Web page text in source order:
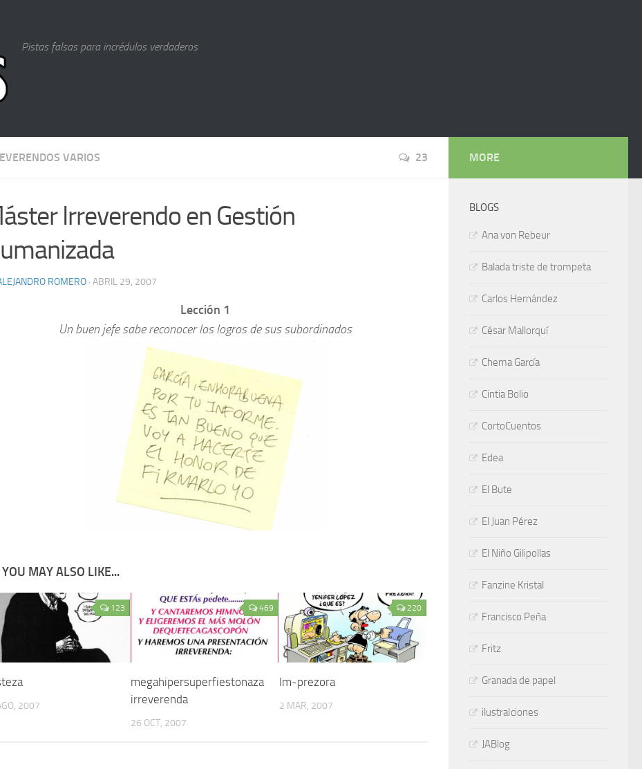
Pistas falsas para incrédulos verdaderos
VARIOS 23
Irreverendo en Gestión
ROMERO · ABRIL 29, 2007
Lección 1
Un buen jefe sabe reconocer los logros de sus subordinados
YOU MAY ALSO LIKE...
123
2007
469
megahipersuperfiestonaza
irreverenda
26 OCT, 2007
220
Im-prezora
2 MAR, 2007
MORE
BLOGS
Ana von Rebeur
Balada triste de trompeta
Carlos Hernández
César Mallorquí
Chema García
Cintia Bolio
CortoCuentos
Edea
El Bute
El Juan Pérez
El Niño Gilipollas
Fanzine Kristal
Francisco Peña
Fritz
Granada de papel
ilustraIciones
JABlog